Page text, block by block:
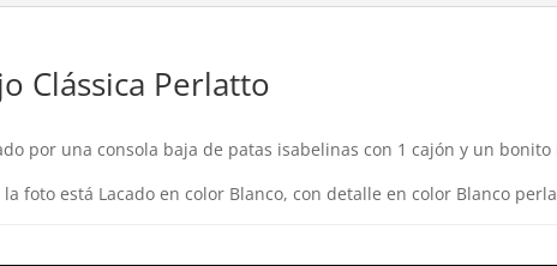
Clássica Perlatto
por una consola baja de patas isabelinas con 1 cajón y un
foto está Lacado en color Blanco, con detalle en color Blanco